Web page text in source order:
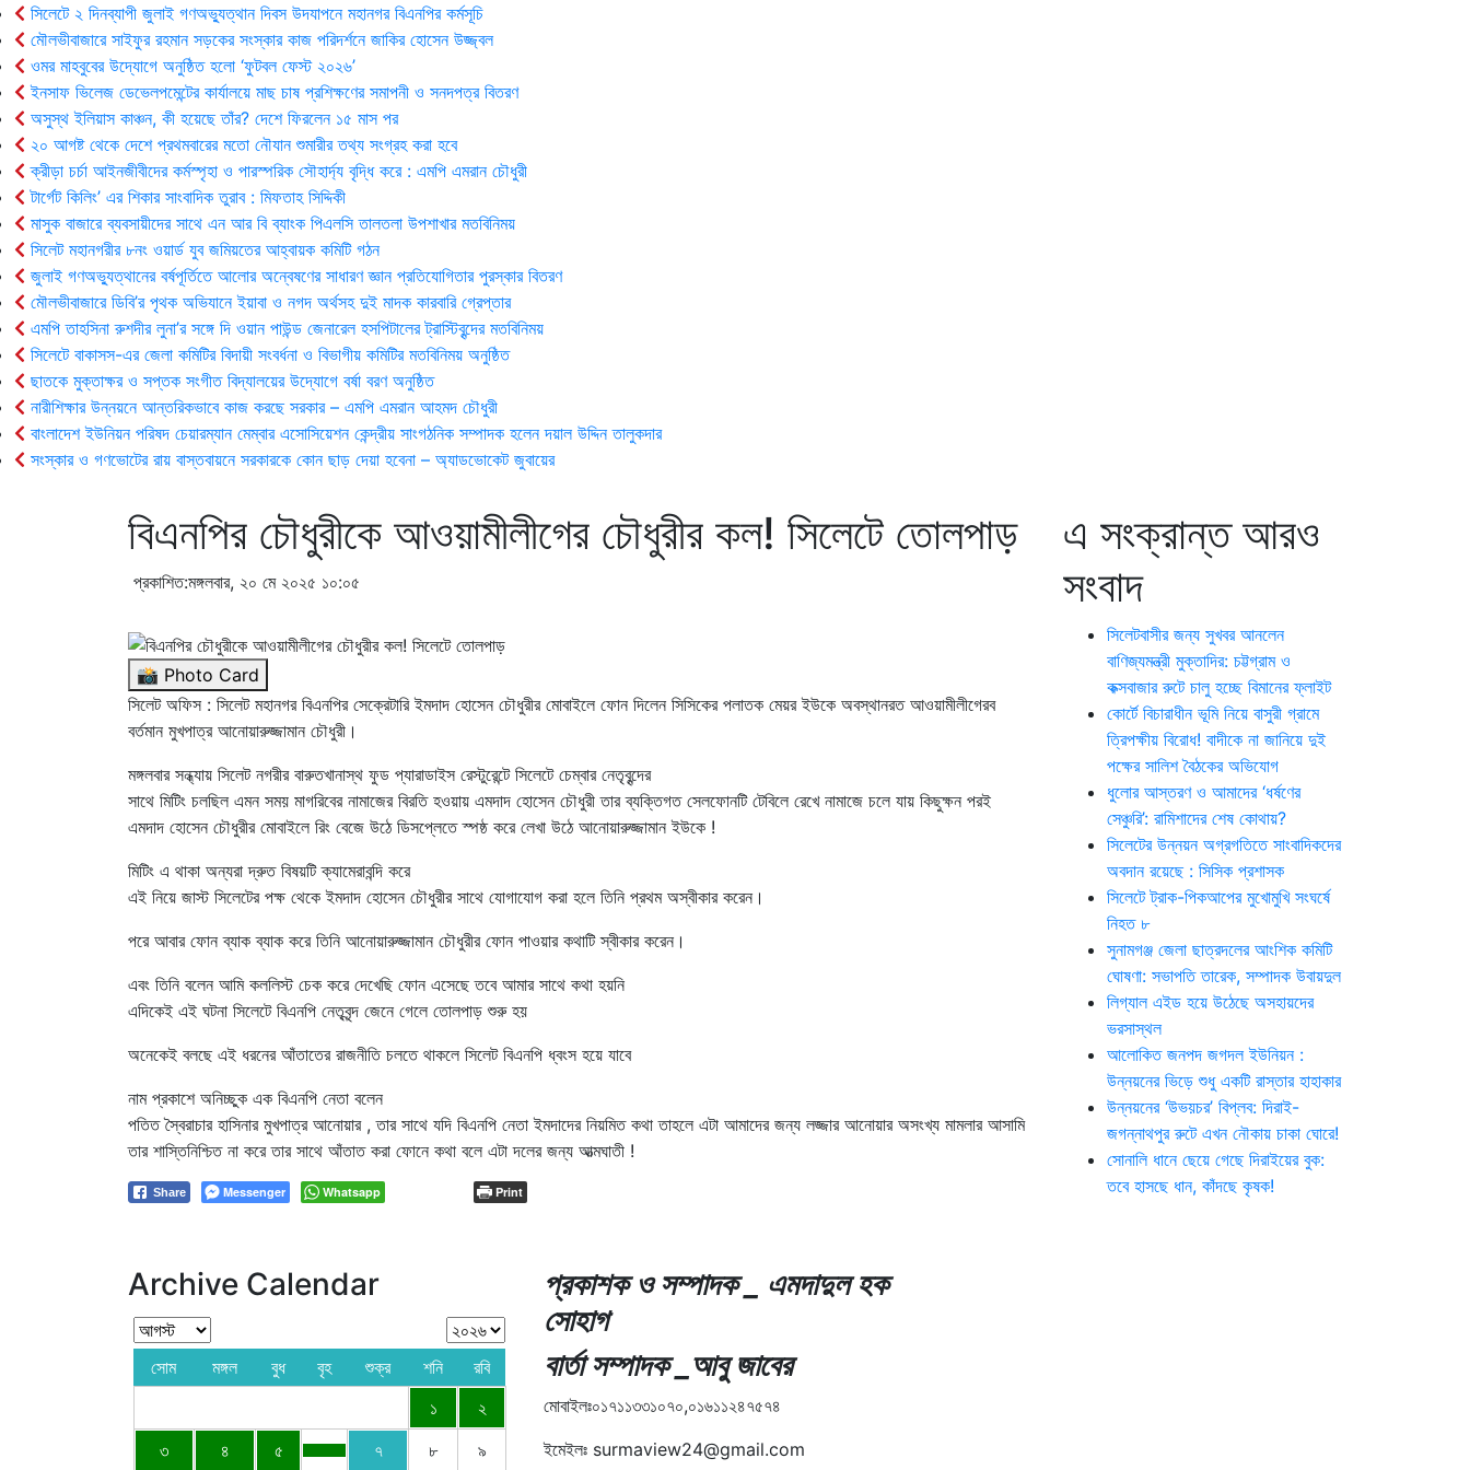
সিলেটে ২ দিনব্যাপী জুলাই গণঅভ্যুত্থান দিবস উদযাপনে মহানগর বিএনপির কর্মসূচি
মৌলভীবাজারে সাইফুর রহমান সড়কের সংস্কার কাজ পরিদর্শনে জাকির হোসেন উজ্জ্বল
ওমর মাহবুবের উদ্যোগে অনুষ্ঠিত হলো ‘ফুটবল ফেস্ট ২০২৬’
ইনসাফ ভিলেজ ডেভেলপমেন্টের কার্যালয়ে মাছ চাষ প্রশিক্ষণের সমাপনী ও সনদপত্র বিতরণ
অসুস্থ ইলিয়াস কাঞ্চন, কী হয়েছে তাঁর? দেশে ফিরলেন ১৫ মাস পর
২০ আগষ্ট থেকে দেশে প্রথমবারের মতো নৌযান শুমারীর তথ্য সংগ্রহ করা হবে
ক্রীড়া চর্চা আইনজীবীদের কর্মস্পৃহা ও পারস্পরিক সৌহার্দ্য বৃদ্ধি করে : এমপি এমরান চৌধুরী
টার্গেট কিলিং’ এর শিকার সাংবাদিক তুরাব : মিফতাহ সিদ্দিকী
মাসুক বাজারে ব্যবসায়ীদের সাথে এন আর বি ব্যাংক পিএলসি তালতলা উপশাখার মতবিনিময়
সিলেট মহানগরীর ৮নং ওয়ার্ড যুব জমিয়তের আহ্বায়ক কমিটি গঠন
জুলাই গণঅভ্যুত্থানের বর্ষপূর্তিতে আলোর অন্বেষণের সাধারণ জ্ঞান প্রতিযোগিতার পুরস্কার বিতরণ
মৌলভীবাজারে ডিবি’র পৃথক অভিযানে ইয়াবা ও নগদ অর্থসহ দুই মাদক কারবারি গ্রেপ্তার
এমপি তাহসিনা রুশদীর লুনা’র সঙ্গে দি ওয়ান পাউন্ড জেনারেল হসপিটালের ট্রাস্টিবৃন্দের মতবিনিময়
সিলেটে বাকাসস-এর জেলা কমিটির বিদায়ী সংবর্ধনা ও বিভাগীয় কমিটির মতবিনিময় অনুষ্ঠিত
ছাতকে মুক্তাক্ষর ও সপ্তক সংগীত বিদ্যালয়ের উদ্যোগে বর্ষা বরণ অনুষ্ঠিত
নারীশিক্ষার উন্নয়নে আন্তরিকভাবে কাজ করছে সরকার – এমপি এমরান আহমদ চৌধুরী
বাংলাদেশ ইউনিয়ন পরিষদ চেয়ারম্যান মেম্বার এসোসিয়েশন কেন্দ্রীয় সাংগঠনিক সম্পাদক হলেন দয়াল উদ্দিন তালুকদার
সংস্কার ও গণভোটের রায় বাস্তবায়নে সরকারকে কোন ছাড় দেয়া হবেনা – অ্যাডভোকেট জুবায়ের
বিএনপির চৌধুরীকে আওয়ামীলীগের চৌধুরীর কল! সিলেটে তোলপাড়
প্রকাশিত:মঙ্গলবার, ২০ মে ২০২৫ ১০:০৫
📸 Photo Card
সিলেট অফিস : সিলেট মহানগর বিএনপির সেক্রেটারি ইমদাদ হোসেন চৌধুরীর মোবাইলে ফোন দিলেন সিসিকের পলাতক মেয়র ইউকে অবস্থানরত আওয়ামীলীগেরব
বর্তমান মুখপাত্র আনোয়ারুজ্জামান চৌধুরী।
মঙ্গলবার সন্ধ্যায় সিলেট নগরীর বারুতখানাস্থ ফুড প্যারাডাইস রেস্টুরেন্টে সিলেটে চেম্বার নেতৃবৃন্দের
সাথে মিটিং চলছিল এমন সময় মাগরিবের নামাজের বিরতি হওয়ায় এমদাদ হোসেন চৌধুরী তার ব্যক্তিগত সেলফোনটি টেবিলে রেখে নামাজে চলে যায় কিছুক্ষন পরই
এমদাদ হোসেন চৌধুরীর মোবাইলে রিং বেজে উঠে ডিসপ্লেতে স্পষ্ঠ করে লেখা উঠে আনোয়ারুজ্জামান ইউকে !
মিটিং এ থাকা অন্যরা দ্রুত বিষয়টি ক্যামেরাবন্দি করে
এই নিয়ে জাস্ট সিলেটের পক্ষ থেকে ইমদাদ হোসেন চৌধুরীর সাথে যোগাযোগ করা হলে তিনি প্রথম অস্বীকার করেন।
পরে আবার ফোন ব্যাক ব্যাক করে তিনি আনোয়ারুজ্জামান চৌধুরীর ফোন পাওয়ার কথাটি স্বীকার করেন।
এবং তিনি বলেন আমি কললিস্ট চেক করে দেখেছি ফোন এসেছে তবে আমার সাথে কথা হয়নি
এদিকেই এই ঘটনা সিলেটে বিএনপি নেতৃবৃন্দ জেনে গেলে তোলপাড় শুরু হয়
অনেকেই বলছে এই ধরনের আঁতাতের রাজনীতি চলতে থাকলে সিলেট বিএনপি ধ্বংস হয়ে যাবে
নাম প্রকাশে অনিচ্ছুক এক বিএনপি নেতা বলেন
পতিত স্বৈরাচার হাসিনার মুখপাত্র আনোয়ার , তার সাথে যদি বিএনপি নেতা ইমদাদের নিয়মিত কথা তাহলে এটা আমাদের জন্য লজ্জার আনোয়ার অসংখ্য মামলার আসামি
তার শাস্তিনিশ্চিত না করে তার সাথে আঁতাত করা ফোনে কথা বলে এটা দলের জন্য আত্মঘাতী !
Share Messenger Whatsapp Print
এ সংক্রান্ত আরও
সংবাদ
সিলেটবাসীর জন্য সুখবর আনলেন
বাণিজ্যমন্ত্রী মুক্তাদির: চট্টগ্রাম ও
কক্সবাজার রুটে চালু হচ্ছে বিমানের ফ্লাইট
কোর্টে বিচারাধীন ভূমি নিয়ে বাসুরী গ্রামে
ত্রিপক্ষীয় বিরোধ! বাদীকে না জানিয়ে দুই
পক্ষের সালিশ বৈঠকের অভিযোগ
ধুলোর আস্তরণ ও আমাদের ‘ধর্ষণের
সেঞ্চুরি’: রামিশাদের শেষ কোথায়?
সিলেটের উন্নয়ন অগ্রগতিতে সাংবাদিকদের
অবদান রয়েছে : সিসিক প্রশাসক
সিলেটে ট্রাক-পিকআপের মুখোমুখি সংঘর্ষে
নিহত ৮
সুনামগঞ্জ জেলা ছাত্রদলের আংশিক কমিটি
ঘোষণা: সভাপতি তারেক, সম্পাদক উবায়দুল
লিগ্যাল এইড হয়ে উঠেছে অসহায়দের
ভরসাস্থল
আলোকিত জনপদ জগদল ইউনিয়ন :
উন্নয়নের ভিড়ে শুধু একটি রাস্তার হাহাকার
উন্নয়নের ‘উভয়চর’ বিপ্লব: দিরাই-
জগন্নাথপুর রুটে এখন নৌকায় চাকা ঘোরে!
সোনালি ধানে ছেয়ে গেছে দিরাইয়ের বুক:
তবে হাসছে ধান, কাঁদছে কৃষক!
Archive Calendar
সোম মঙ্গল বুধ বৃহ শুক্র শনি
রবি
১
২
৩
৪ ৫ ৭ ৮ ৯
প্রকাশক ও সম্পাদক _ এমদাদুল হক
সোহাগ
বার্তা সম্পাদক _আবু জাবের
মোবাইলঃ০১৭১১৩৩১০৭০,০১৬১১২৪৭৫৭৪
ইমেইলঃ surmaview24@gmail.com